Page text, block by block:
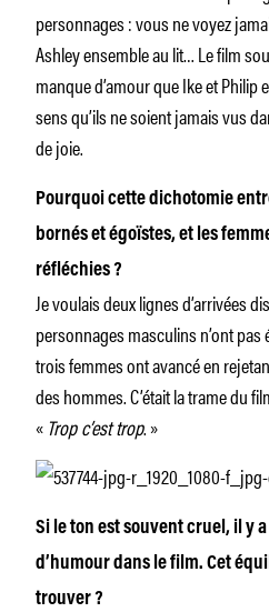
personnages : vous ne voyez
Ashley ensemble au lit… Le film
manque d’amour que Ike et
sens qu’ils ne soient jamais vus
de joie.
Pourquoi cette dichotomie
bornés et égoïstes, et les
réfléchies ?
Je voulais deux lignes d’arrivées
personnages masculins n’ont
trois femmes ont avancé en
des hommes. C’était la trame du
« Trop c’est trop. »
Si le ton est souvent cruel, il y
d’humour dans le film. Cet
trouver ?